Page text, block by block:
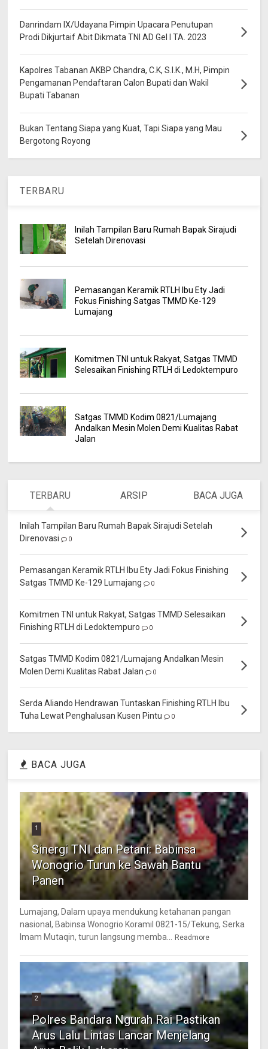
Danrindam IX/Udayana Pimpin Upacara Penutupan
Prodi Dikjurtaif Abit Dikmata TNI AD Gel I TA. 2023
Kapolres Tabanan AKBP Chandra, C.K, S.I.K., M.H, Pimpin
Pengamanan Pendaftaran Calon Bupati dan Wakil
Bupati Tabanan
Bukan Tentang Siapa yang Kuat, Tapi Siapa yang Mau
Bergotong Royong
TERBARU
Inilah Tampilan Baru Rumah Bapak Sirajudi
Setelah Direnovasi
Pemasangan Keramik RTLH Ibu Ety Jadi
Fokus Finishing Satgas TMMD Ke-129
Lumajang
Komitmen TNI untuk Rakyat, Satgas TMMD
Selesaikan Finishing RTLH di Ledoktempuro
Satgas TMMD Kodim 0821/Lumajang
Andalkan Mesin Molen Demi Kualitas Rabat
Jalan
TERBARU ARSIP BACA JUGA
Inilah Tampilan Baru Rumah Bapak Sirajudi Setelah
Direnovasi
0
Pemasangan Keramik RTLH Ibu Ety Jadi Fokus Finishing
Satgas TMMD Ke-129 Lumajang
0
Komitmen TNI untuk Rakyat, Satgas TMMD Selesaikan
Finishing RTLH di Ledoktempuro
0
Satgas TMMD Kodim 0821/Lumajang Andalkan Mesin
Molen Demi Kualitas Rabat Jalan
0
Serda Aliando Hendrawan Tuntaskan Finishing RTLH Ibu
Tuha Lewat Penghalusan Kusen Pintu
0
BACA JUGA
1
Sinergi TNI dan Petani: Babinsa
Wonogrio Turun ke Sawah Bantu
Panen
Lumajang, Dalam upaya mendukung ketahanan pangan
nasional, Babinsa Wonogrio Koramil 0821-15/Tekung, Serka
Imam Mutaqin, turun langsung memba...
Readmore
2
Polres Bandara Ngurah Rai Pastikan
Arus Lalu Lintas Lancar Menjelang